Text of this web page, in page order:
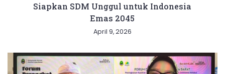
Siapkan SDM Unggul untuk Indonesia
Emas 2045
April 9, 2026